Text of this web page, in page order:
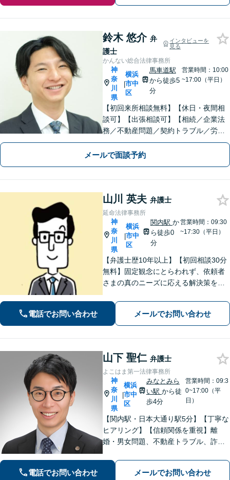
鈴木 悠介 弁
護士
インタビューを
見る
かんない総合法律事務所
神
奈
川
県
|
横浜
市中
区
馬車道駅
から徒歩5
分
営業時間：10:00
~17:00（平日）
【初回来所相談無料】【休日・夜間相
談可】【出張相談可】【相続／企業法
務／不動産問題／契約トラブル／労働
問題等】お気軽にお問い合わせくださ
い【馬車道駅5分】
メールで面談予約
山川 英夫 弁護士
延命法律事務所
神
奈
川
県
|
横浜
市中
区
関内駅 か
ら徒歩0
分
営業時間：09:30
~17:30（平日）
【弁護士歴10年以上】【初回相談30分
無料】固定観念にとらわれず、依頼者
さまの真のニーズに応える解決策を導
士業との連携で不動産トラブルや相続
問題にワンストップの対応も可能【WE
B面談対応】【関内駅3分】
電話でお問い合わせ メールでお問い合わせ
山下 聖仁 弁護士
よこはま第一法律事務所
神
奈
川
県
|
横浜
市中
区
みなとみら
い駅 から徒
歩4分
営業時間：09:3
0~17:00（平
日）
【関内駅・日本大通り駅5分】【丁寧な
ヒアリング】【信頼関係を重視】離
婚・男女問題、不動産トラブル、詐
います。ご依頼者が抱えている不安や
悩みにしっかり寄り添い、最善の解決
電話でお問い合わせ メールでお問い合わせ